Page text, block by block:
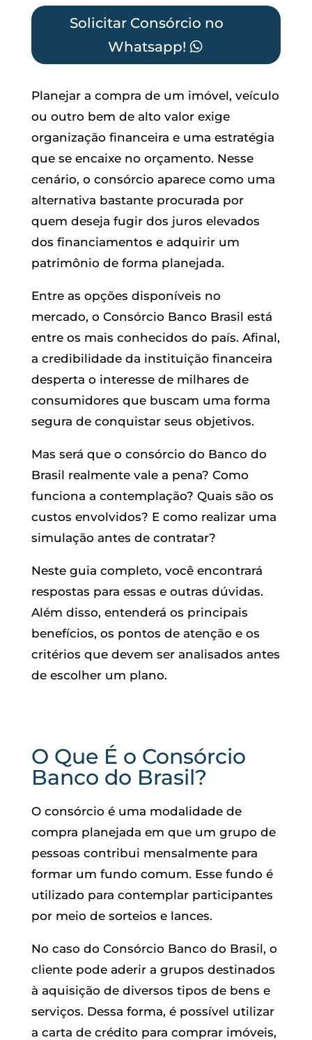
Solicitar Consórcio no
Whatsapp!
Planejar a compra de um imóvel, veículo
ou outro bem de alto valor exige
organização financeira e uma estratégia
que se encaixe no orçamento. Nesse
cenário, o consórcio aparece como uma
alternativa bastante procurada por
quem deseja fugir dos juros elevados
dos financiamentos e adquirir um
patrimônio de forma planejada.
Entre as opções disponíveis no
mercado, o Consórcio Banco Brasil está
entre os mais conhecidos do país. Afinal,
a credibilidade da instituição financeira
desperta o interesse de milhares de
consumidores que buscam uma forma
segura de conquistar seus objetivos.
Mas será que o consórcio do Banco do
Brasil realmente vale a pena? Como
funciona a contemplação? Quais são os
custos envolvidos? E como realizar uma
simulação antes de contratar?
Neste guia completo, você encontrará
respostas para essas e outras dúvidas.
Além disso, entenderá os principais
benefícios, os pontos de atenção e os
critérios que devem ser analisados antes
de escolher um plano.
O Que É o Consórcio
Banco do Brasil?
O consórcio é uma modalidade de
compra planejada em que um grupo de
pessoas contribui mensalmente para
formar um fundo comum. Esse fundo é
utilizado para contemplar participantes
por meio de sorteios e lances.
No caso do Consórcio Banco do Brasil, o
cliente pode aderir a grupos destinados
à aquisição de diversos tipos de bens e
serviços. Dessa forma, é possível utilizar
a carta de crédito para comprar imóveis,